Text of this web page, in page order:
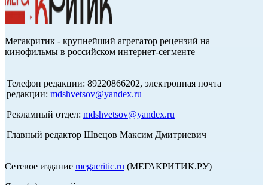
Мегакритик - крупнейший агрегатор рецензий на
кинофильмы в российском интернет-сегменте
Телефон редакции: 89220866202, электронная почта
редакции: mdshvetsov@yandex.ru
Рекламный отдел: mdshvetsov@yandex.ru
Главный редактор Швецов Максим Дмитриевич
Сетевое издание megacritic.ru (МЕГАКРИТИК.РУ)